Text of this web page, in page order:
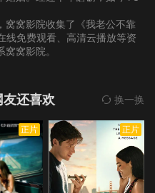
窝窝影院收集了《我老公不靠
线免费观看、高清云播放等资
窝影院。
还喜欢 换一换
正片 正片